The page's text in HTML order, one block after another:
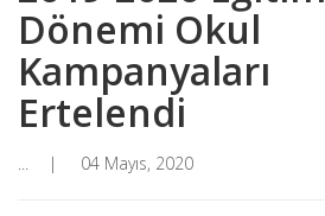
Dönemi Okul
Kampanyaları
Ertelendi
... 04 Mayıs, 2020